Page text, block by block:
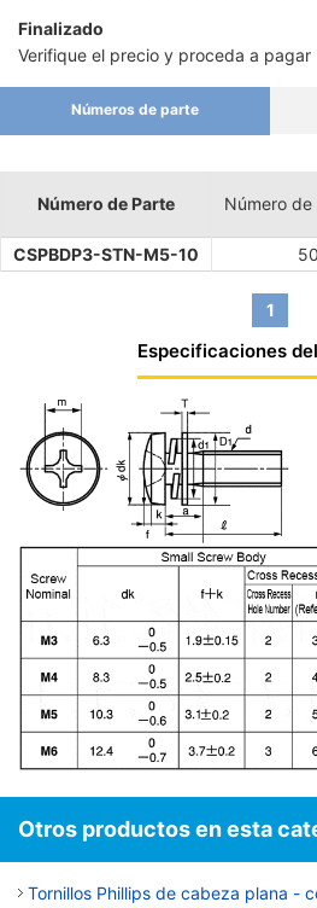
Finalizado
Verifique el precio y proceda a pagar
Números de parte
Número de Parte Número
CSPBDP3-STN-M5-10
1
Especificaciones
Otros productos en esta
Tornillos Phillips de cabeza plana -